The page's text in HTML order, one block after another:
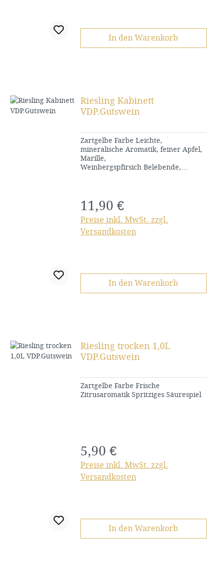
In den Warenkorb
Riesling Kabinett
VDP.Gutswein
Zartgelbe Farbe Leichte,
mineralische Aromatik, feiner Apfel,
Marille,
Weinbergspfirsich Belebende,
Regulärer Preis:
11,90 €
Preise inkl. MwSt. zzgl.
Versandkosten
In den Warenkorb
Riesling trocken 1,0L
VDP.Gutswein
Zartgelbe Farbe Frische
Zitrusaromatik Spritziges Säurespiel
Regulärer Preis:
5,90 €
Preise inkl. MwSt. zzgl.
Versandkosten
In den Warenkorb